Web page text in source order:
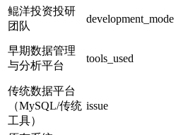
鲲洋投资投研
团队
development_mode
早期数据管理
与分析平台
tools_used
传统数据平台
（MySQL/传统
工具）
issue